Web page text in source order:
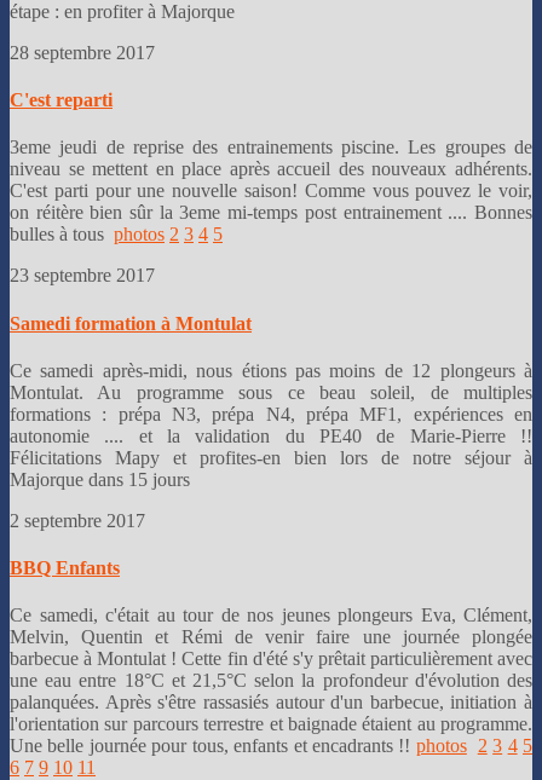
étape : en profiter à Majorque
28 septembre 2017
C'est reparti
3eme jeudi de reprise des entrainements piscine. Les groupes de
niveau se mettent en place après accueil des nouveaux adhérents.
C'est parti pour une nouvelle saison! Comme vous pouvez le voir,
on réitère bien sûr la 3eme mi-temps post entrainement .... Bonnes
bulles à tous photos 2 3 4 5
23 septembre 2017
Samedi formation à Montulat
Ce samedi après-midi, nous étions pas moins de 12 plongeurs à
Montulat. Au programme sous ce beau soleil, de multiples
formations : prépa N3, prépa N4, prépa MF1, expériences en
autonomie .... et la validation du PE40 de Marie-Pierre !!
Félicitations Mapy et profites-en bien lors de notre séjour à
Majorque dans 15 jours
2 septembre 2017
BBQ Enfants
Ce samedi, c'était au tour de nos jeunes plongeurs Eva, Clément,
Melvin, Quentin et Rémi de venir faire une journée plongée
barbecue à Montulat ! Cette fin d'été s'y prêtait particulièrement avec
une eau entre 18°C et 21,5°C selon la profondeur d'évolution des
palanquées. Après s'être rassasiés autour d'un barbecue, initiation à
l'orientation sur parcours terrestre et baignade étaient au programme.
Une belle journée pour tous, enfants et encadrants !! photos 2 3 4 5
6 7 9 10 11